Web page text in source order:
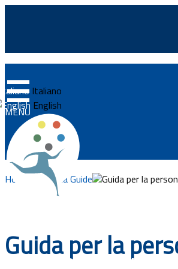
Home
News
Approfondimenti
Eventi
Normativa
Documenti
Italiano
English
☰
MENU
Home Ricerca Guide Guida per la
Guida per la